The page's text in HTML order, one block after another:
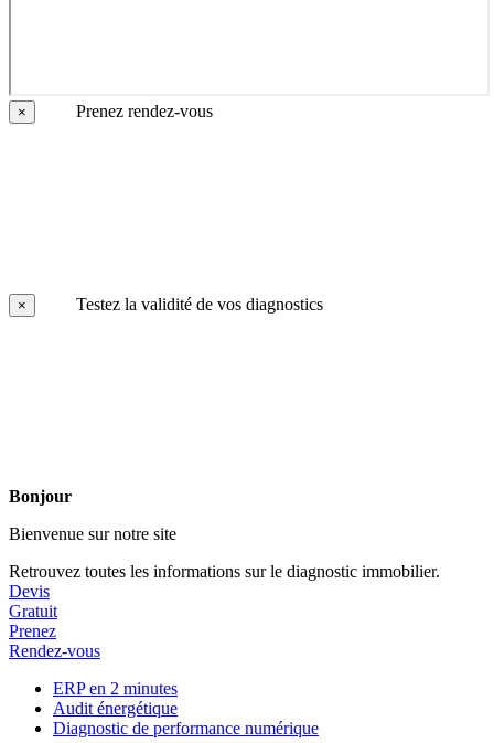
× Prenez rendez-vous
× Testez la validité de vos diagnostics
Bonjour
Bienvenue sur notre site
Retrouvez toutes les informations sur le diagnostic immobilier.
Devis
Gratuit
Prenez
Rendez-vous
ERP en 2 minutes
Audit énergétique
Diagnostic de performance numérique